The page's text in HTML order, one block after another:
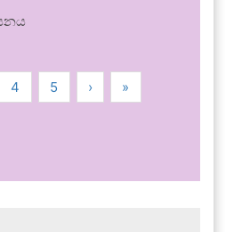
4 5 › »